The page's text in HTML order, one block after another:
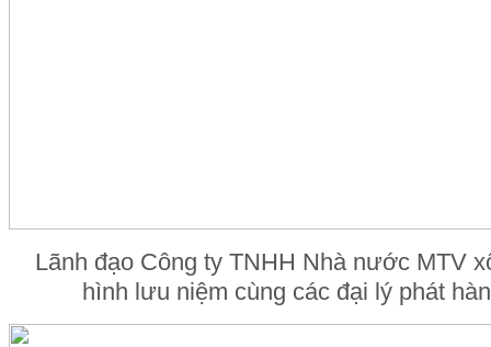
Lãnh đạo Công ty TNHH Nhà nước MTV
hình lưu niệm cùng các đại lý phát